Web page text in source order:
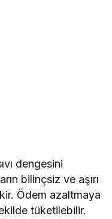
dengesini
bilinçsiz ve aşırı
Ödem azaltmaya
tüketilebilir.